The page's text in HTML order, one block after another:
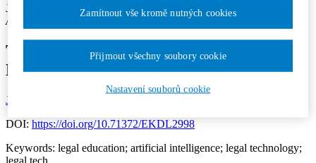
Jana Soukupová
Author’s affiliation: Faculty of Law, Charles University in Prague
The Role of Technology in the Legal
Education
Jurisprudence 3/2026
DOI: https://doi.org/10.71372/EKDL2998
Keywords: legal education; artificial intelligence; legal technology;
legal tech
Nastavení souborů cookie
Zamítnout vše kromě nutných cookies
Přijmout všechny soubory cookie